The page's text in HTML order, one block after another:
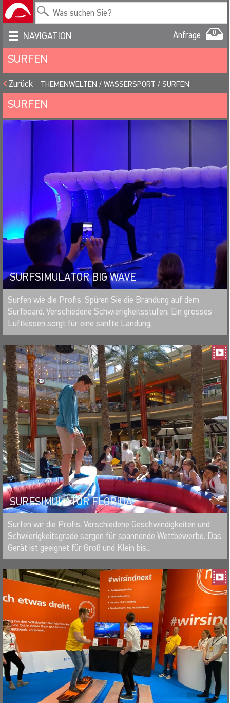
NAVIGATION Anfrage 0
SURFEN
Zurück THEMENWELTEN WASSERSPORT SURFEN
SURFEN
SURFSIMULATOR BIG WAVE
MERKEN
Surfen wie die Profis. Spüren Sie die Brandung auf dem
Surfboard. Verschiedene Schwierigkeitsstufen. Ein grosses
Luftkissen sorgt für eine sanfte Landung.
SURFSIMULATOR FLORIDA
MERKEN
Surfen wir die Profis. Verschiedene Geschwindigkeiten und
Schwierigkeitsgrade sorgen für spannende Wettbewerbe. Das
Gerät ist geeignet für Groß und Klein bis...